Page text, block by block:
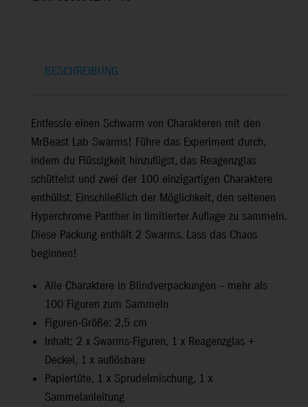
BESCHREIBUNG
Entfessle einen Schwarm von Charakteren mit den
MrBeast Lab Swarms! Führe das Experiment durch,
indem du Flüssigkeit hinzufügst, das Reagenzglas
schüttelst und zwei der 100 einzigartigen Charaktere
enthüllst. Einschließlich der Möglichkeit, den seltenen
Hyperchrome Panther in limitierter Auflage zu sammeln.
Diese Packung enthält 2 Swarms. Lass das Chaos
beginnen!
Alle Charaktere in Blindverpackungen – mehr als
100 Figuren zum Sammeln
Figuren-Größe: 2,5 cm
Inhalt: 2 x Swarms-Figuren, 1 x Reagenzglas +
Deckel, 1 x auflösbare
Papiertüte, 1 x Sprudelmischung, 1 x
Sammelanleitung